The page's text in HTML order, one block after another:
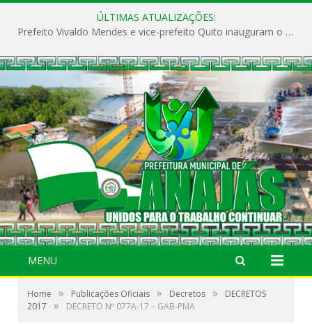
ÚLTIMAS ATUALIZAÇÕES:
Prefeito Vivaldo Mendes e vice-prefeito Quito inauguram o CAPS e fortalecem a saúde pública em Anajás.
MENU
Home » Publicações Oficiais » Decretos »
DECRETOS
2017
» DECRETO Nº 077A-17 – GAB-PMA